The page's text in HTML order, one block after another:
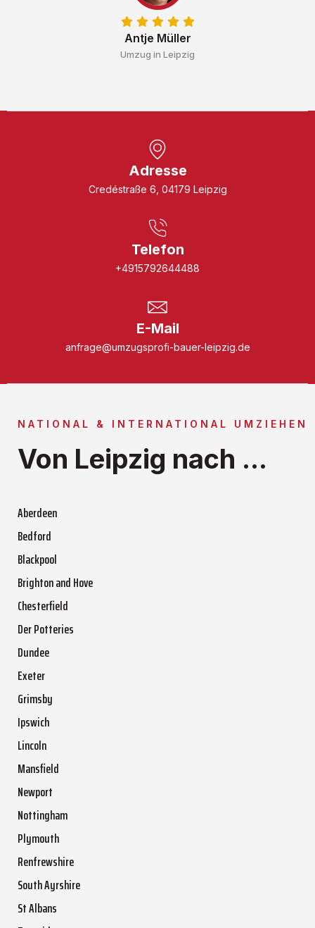
Antje Müller
Umzug in Leipzig
Adresse
Credéstraße 6, 04179 Leipzig
Telefon
+4915792644488
E-Mail
anfrage@umzugsprofi-bauer-leipzig.de
NATIONAL & INTERNATIONAL UMZIEHEN
Von Leipzig nach ...
Aberdeen
Bedford
Blackpool
Brighton and Hove
Chesterfield
Der Potteries
Dundee
Exeter
Grimsby
Ipswich
Lincoln
Mansfield
Newport
Nottingham
Plymouth
Renfrewshire
South Ayrshire
St Albans